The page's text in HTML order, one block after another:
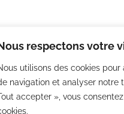
respectons votre
utilisons des cookies
navigation et analyser notre
accepter », vous